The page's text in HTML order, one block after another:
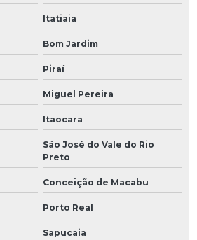
Itatiaia
Bom Jardim
Piraí
Miguel Pereira
Itaocara
São José do Vale do Rio
Preto
Conceição de Macabu
Porto Real
Sapucaia